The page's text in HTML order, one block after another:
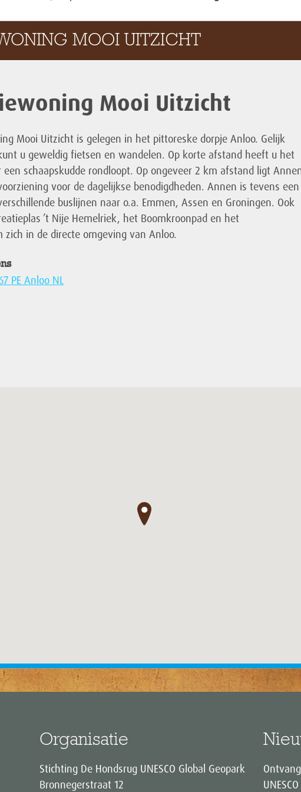
MOOI UITZICHT
Mooi Uitzicht
Mooi Uitzicht is gelegen in het pittoreske dorpje Anloo. Gelijk
u geweldig fietsen en wandelen. Op korte afstand heeft u het
een schaapskudde rondloopt. Op ongeveer 2 km afstand ligt
voor de dagelijkse benodigdheden. Annen is tevens een
buslijnen naar o.a. Emmen, Assen en Groningen. Ook
’t Nije Hemelriek, het Boomkroonpad en het
zich in de directe omgeving van Anloo.
PE Anloo NL
●
Organisatie
Stichting De Hondsrug UNESCO Global Geopark
Bronnegerstraat 12